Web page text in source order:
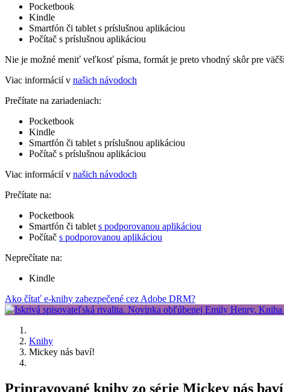
Pocketbook
Kindle
Smartfón či tablet s príslušnou aplikáciou
Počítač s príslušnou aplikáciou
Nie je možné meniť veľkosť písma, formát je preto vhodný skôr pre
Viac informácií v našich návodoch
Prečítate na zariadeniach:
Pocketbook
Kindle
Smartfón či tablet s príslušnou aplikáciou
Počítač s príslušnou aplikáciou
Viac informácií v našich návodoch
Prečítate na:
Pocketbook
Smartfón či tablet s podporovanou aplikáciou
Počítač s podporovanou aplikáciou
Neprečítate na:
Kindle
Ako čítať e-knihy zabezpečené cez Adobe DRM?
Knihy
Mickey nás baví!
Pripravované knihy zo série Mickey nás